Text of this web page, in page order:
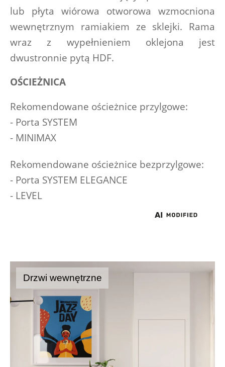
lub płyta wiórowa otworowa wzmocniona
wewnętrznym ramiakiem ze sklejki. Rama
wraz z wypełnieniem oklejona jest
dwustronnie pytą HDF.
OŚCIEŻNICA
Rekomendowane ościeżnice przylgowe:
- Porta SYSTEM
- MINIMAX
Rekomendowane ościeżnice bezprzylgowe:
- Porta SYSTEM ELEGANCE
- LEVEL
Drzwi wewnętrzne